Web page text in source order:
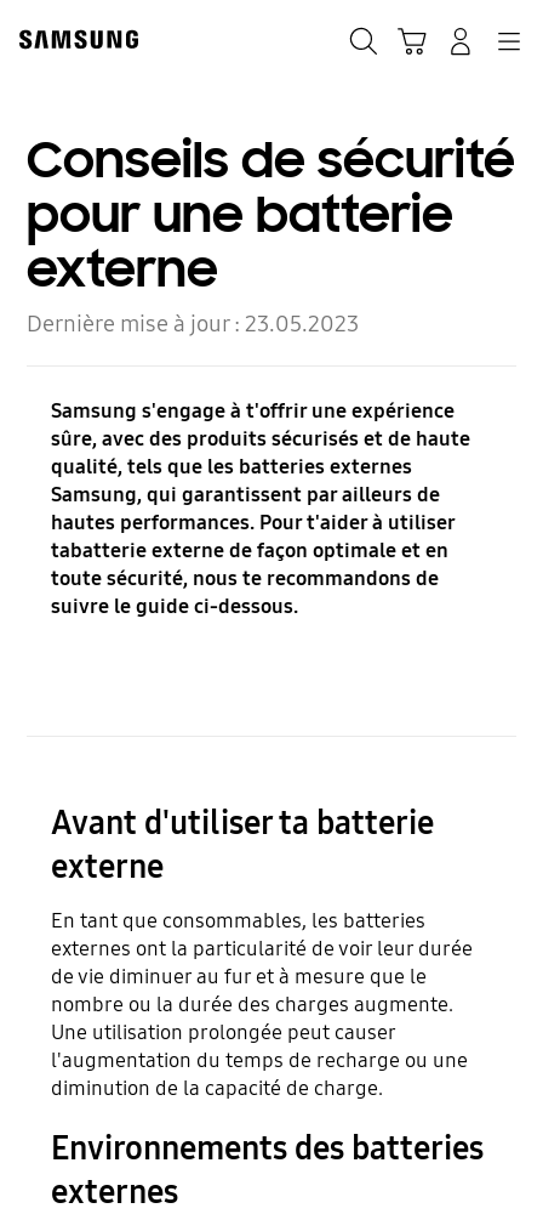
content
Conseils de sécurité
pour une batterie
externe
Dernière mise à jour :23.05.2023
Samsung s'engage à t'offrir une expérience
sûre, avec des produits sécurisés et de haute
qualité, tels que les batteries externes
Samsung, qui garantissent par ailleurs de
hautes performances. Pour t'aider à utiliser
tabatterie externe de façon optimale et en
toute sécurité, nous te recommandons de
suivre le guide ci-dessous.
Avant d'utiliser ta batterie
externe
En tant que consommables, les batteries
externes ont la particularité de voir leur durée
de vie diminuer au fur et à mesure que le
nombre ou la durée des charges augmente.
Une utilisation prolongée peut causer
l'augmentation du temps de recharge ou une
diminution de la capacité de charge.
Environnements des batteries
externes